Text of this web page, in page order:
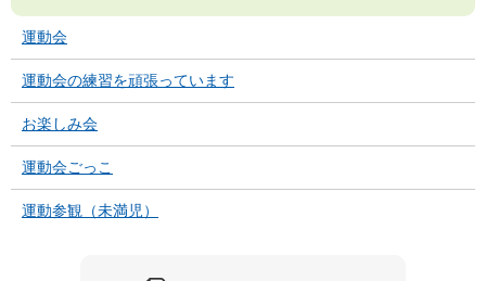
運動会
運動会の練習を頑張っています
お楽しみ会
運動会ごっこ
運動参観（未満児）